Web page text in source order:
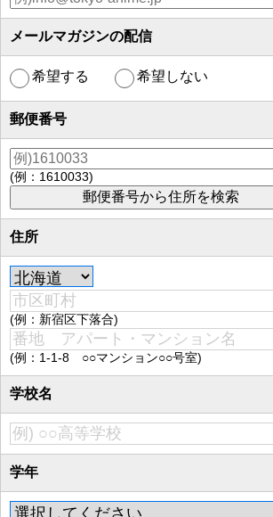
メールマガジンの配信
希望する 希望しない
郵便番号
(例：1610033)
住所
(例：新宿区下落合)
(例：1-1-8 ○○マンション○○号室)
学校名
学年